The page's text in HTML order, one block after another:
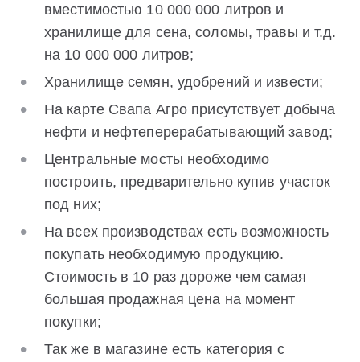
вместимостью 10 000 000 литров и
хранилище для сена, соломы, травы и т.д.
на 10 000 000 литров;
Хранилище семян, удобрений и извести;
На карте Свапа Агро присутствует добыча
нефти и нефтеперерабатывающий завод;
Центральные мосты необходимо
построить, предварительно купив участок
под них;
На всех производствах есть возможность
покупать необходимую продукцию.
Стоимость в 10 раз дороже чем самая
большая продажная цена на момент
покупки;
Так же в магазине есть категория с